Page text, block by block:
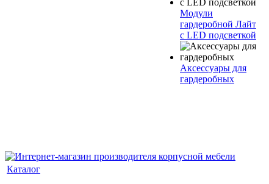
Модули
гардеробной Лайт
с LED подсветкой
Аксессуары для
гардеробных
Каталог